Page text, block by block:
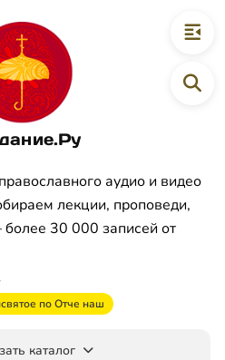
аудио и видео
лекции, проповеди,
30 000 записей от
по Отче наш
каталог